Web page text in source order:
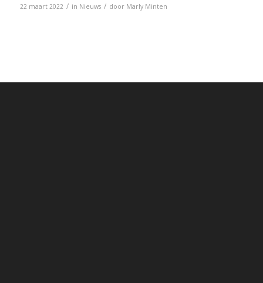
22 maart 2022 / in Nieuws / door Marly Minten